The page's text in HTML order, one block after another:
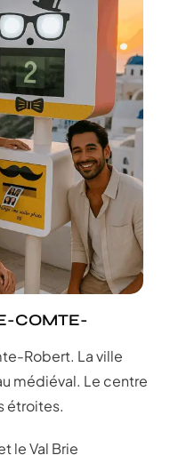
COMTE-
Robert. La ville
médiéval. Le centre
étroites.
le Val Brie